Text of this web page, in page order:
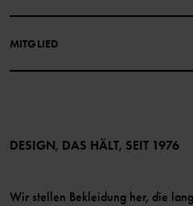
MITGLIED
Mitglied werden
DESIGN, DAS HÄLT, SEIT 1976
Wir stellen Bekleidung her, die